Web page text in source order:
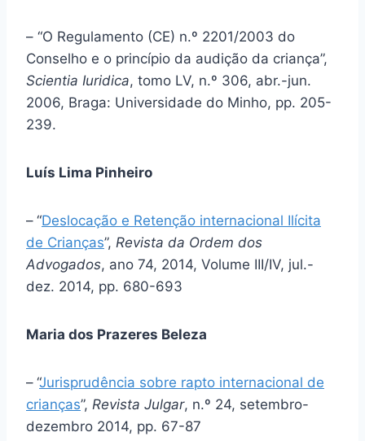
– “O Regulamento (CE) n.º 2201/2003 do
Conselho e o princípio da audição da criança”,
Scientia Iuridica, tomo LV, n.º 306, abr.-jun.
2006, Braga: Universidade do Minho, pp. 205-
239.
Luís Lima Pinheiro
– “Deslocação e Retenção internacional Ilícita
de Crianças”, Revista da Ordem dos
Advogados, ano 74, 2014, Volume III/IV, jul.-
dez. 2014, pp. 680-693
Maria dos Prazeres Beleza
– “Jurisprudência sobre rapto internacional de
crianças”, Revista Julgar, n.º 24, setembro-
dezembro 2014, pp. 67-87